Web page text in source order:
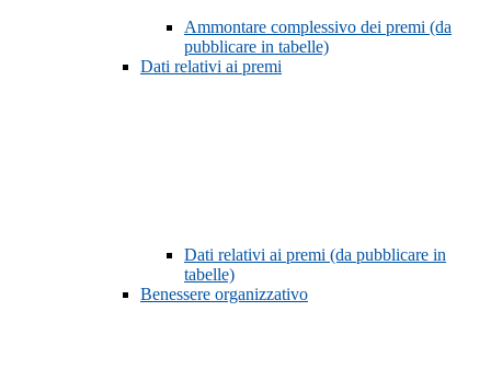
Ammontare complessivo dei premi (da
pubblicare in tabelle)
Dati relativi ai premi
Dati relativi ai premi (da pubblicare in
tabelle)
Benessere organizzativo